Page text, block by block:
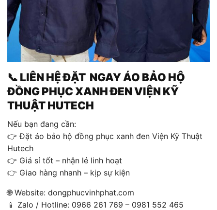
📞 LIÊN HỆ ĐẶT NGAY ÁO BẢO HỘ
ĐỒNG PHỤC XANH ĐEN VIỆN KỸ
THUẬT HUTECH
Nếu bạn đang cần:
👉 Đặt áo bảo hộ đồng phục xanh đen Viện Kỹ Thuật
Hutech
👉 Giá sỉ tốt – nhận lẻ linh hoạt
👉 Giao hàng nhanh – kịp sự kiện
🌐 Website: dongphucvinhphat.com
📱 Zalo / Hotline: 0966 261 769 – 0981 552 465